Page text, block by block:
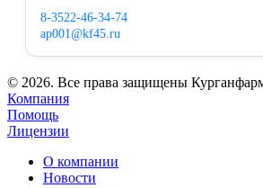
8-3522-46-34-74
ap001@kf45.ru
© 2026. Все права защищены
Компания
Помощь
Лицензии
О компании
Новости